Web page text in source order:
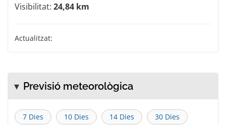
Visibilitat: 24,84 km
Actualitzat:
Previsió meteorològica
7 Dies 10 Dies 14 Dies 30 Dies